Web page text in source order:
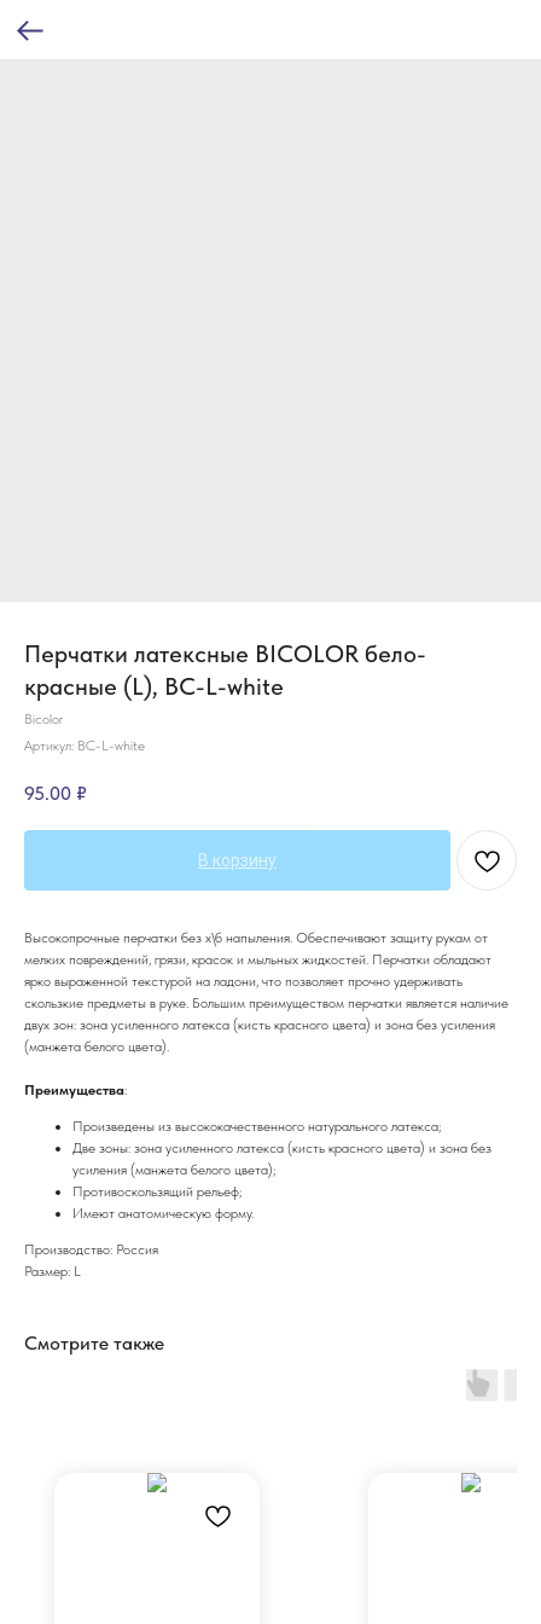
Перчатки латексные BICOLOR бело-
красные (L), BC-L-white
Bicolor
Артикул: BC-L-white
95.00 ₽
В корзину
Высокопрочные перчатки без х\б напыления. Обеспечивают защиту рукам от
мелких повреждений, грязи, красок и мыльных жидкостей. Перчатки обладают
ярко выраженной текстурой на ладони, что позволяет прочно удерживать
скользкие предметы в руке. Большим преимуществом перчатки является наличие
двух зон: зона усиленного латекса (кисть красного цвета) и зона без усиления
(манжета белого цвета).
Преимущества:
Произведены из высококачественного натурального латекса;
Две зоны: зона усиленного латекса (кисть красного цвета) и зона без
усиления (манжета белого цвета);
Противоскользящий рельеф;
Имеют анатомическую форму.
Производство: Россия
Размер: L
Смотрите также